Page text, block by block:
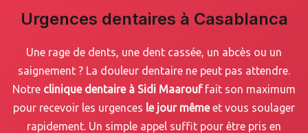
Urgences dentaires à Casablanca
Une rage de dents, une dent cassée, un abcès ou un
saignement ? La douleur dentaire ne peut pas attendre.
Notre clinique dentaire à Sidi Maarouffait son maximum
pour recevoir les urgences le jour mêmeet vous soulager
rapidement. Un simple appel suffit pour être pris en